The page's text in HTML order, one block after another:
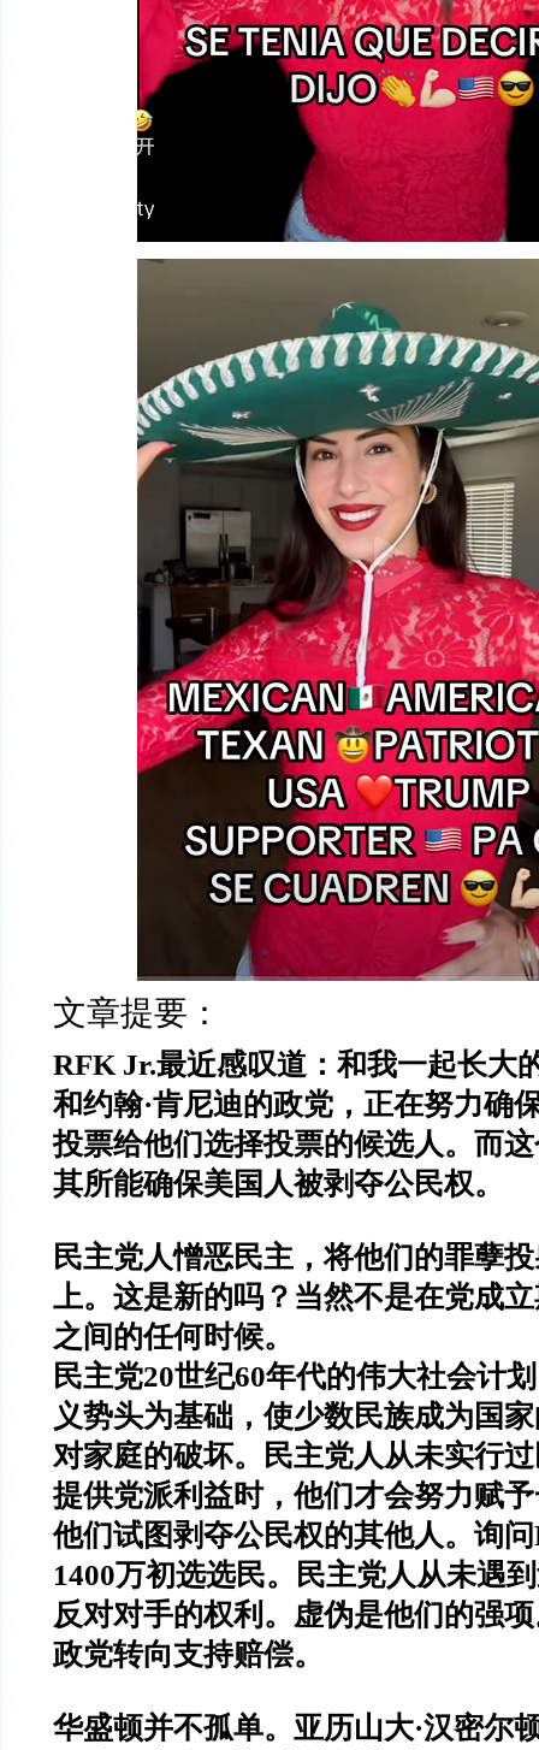
文章提要：
RFK Jr.最近感叹道：和我一起长大
和约翰·肯尼迪的政党，正在努力确
投票给他们选择投票的候选人。而
其所能确保美国人被剥夺公民权。
民主党人憎恶民主，将他们的罪孽
上。这是新的吗？当然不是在党成
之间的任何时候。
民主党20世纪60年代的伟大社会计
义势头为基础，使少数民族成为国
对家庭的破坏。民主党人从未实行
提供党派利益时，他们才会努力赋
他们试图剥夺公民权的其他人。询
1400万初选选民。民主党人从未遇
反对对手的权利。虚伪是他们的强
政党转向支持赔偿。
华盛顿并不孤单。亚历山大·汉密尔